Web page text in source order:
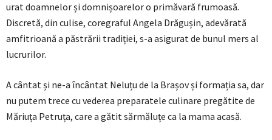
urat doamnelor și domnișoarelor o primăvară frumoasă.
Discretă, din culise, coregraful Angela Drăgușin, adevărată
amfitrioană a păstrării tradiției, s-a asigurat de bunul mers al
lucrurilor.
A cântat și ne-a încântat Neluțu de la Brașov și formația sa, dar
nu putem trece cu vederea preparatele culinare pregătite de
Măriuța Petruța, care a gătit sărmăluțe ca la mama acasă.